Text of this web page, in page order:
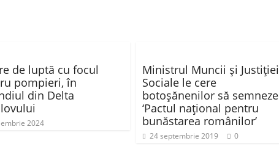
de luptă cu focul
pompieri, în
din Delta
2024
Ministrul Muncii şi Justiţiei
Sociale le cere
botoșănenilor să semneze
‘Pactul naţional pentru
bunăstarea românilor’
24 septembrie 2019 0